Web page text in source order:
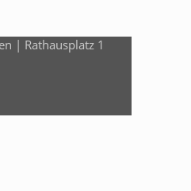
| Rathausplatz 1